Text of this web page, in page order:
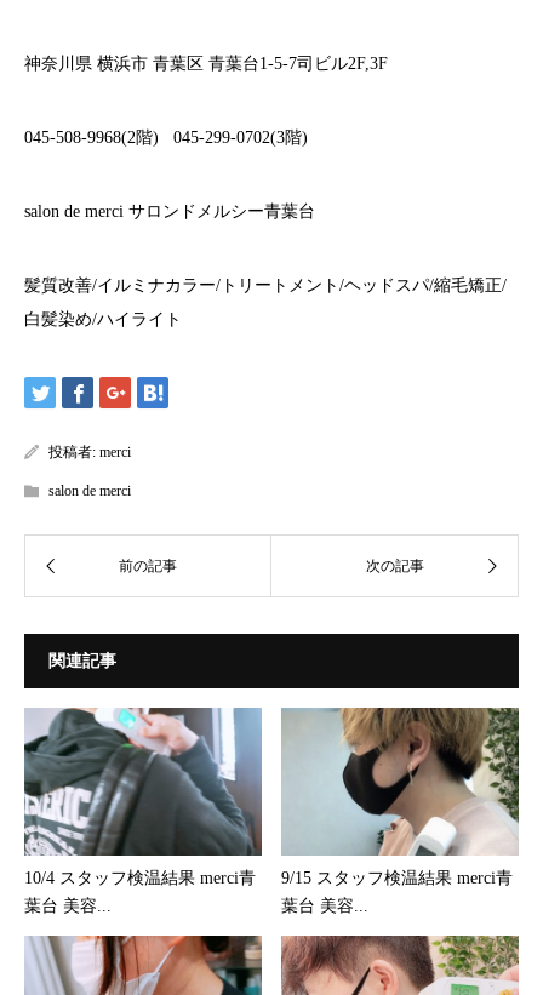
神奈川県 横浜市 青葉区 青葉台1-5-7司ビル2F,3F
045-508-9968(2 階) 045-299-0702(3階)
salon de merci サロンドメルシー青葉台
髪質改善/イルミナカラー/ トリートメント /ヘッドスパ/縮毛矯正/
白髪染め/ハイライト
投稿者: merci
salon de merci
関連記事
10/4 スタッフ検温結果 merci青
葉台 美容...
9/15 スタッフ検温結果 merci青
葉台 美容...